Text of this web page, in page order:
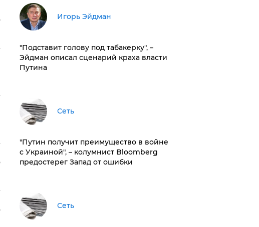
Игорь Эйдман
​"Подставит голову под табакерку", –
Эйдман описал сценарий краха власти
Путина
Сеть
"Путин получит преимущество в войне
с Украиной", – колумнист Bloomberg
предостерег Запад от ошибки
Сеть